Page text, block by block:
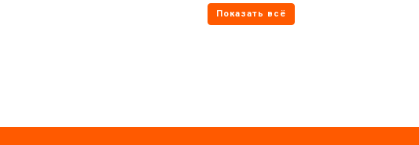
от 70 мин